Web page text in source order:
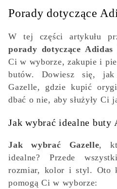
Porady dotyczące
W tej części artykułu
porady dotyczące Adidas
Ci w wyborze, zakupie i
butów. Dowiesz się,
Gazelle, gdzie kupić
dbać o nie, aby służyły Ci
Jak wybrać idealne buty
Jak wybrać Gazelle,
idealne? Przede
rozmiar, kolor i styl. Oto
pomogą Ci w wyborze: